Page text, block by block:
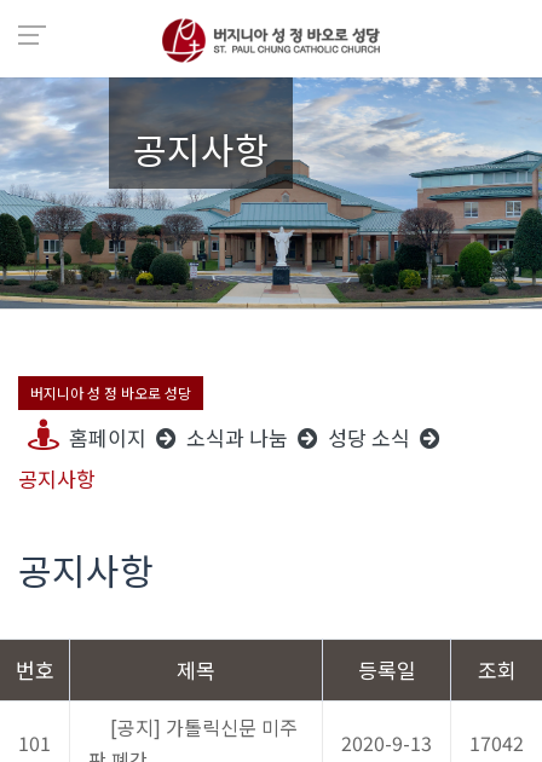
공지사항
버지니아 성 정 바오로 성당
홈페이지 소식과 나눔
성당 소식
공지사항
공지사항
번호 제목 등록일 조회
101
[공지] 가톨릭신문 미주
2020-9-13 17042